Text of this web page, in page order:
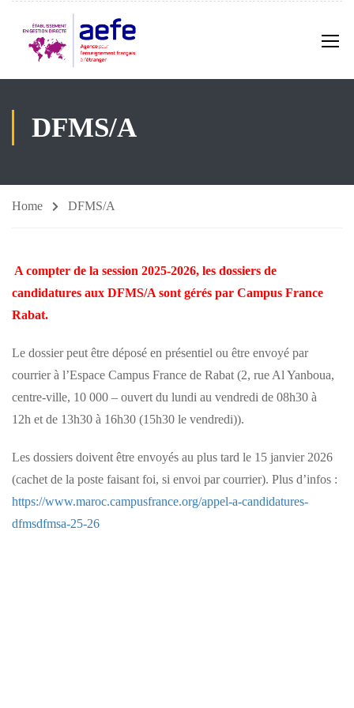
DFMS/A
Home DFMS/A
A compter de la session 2025-2026, les dossiers de
candidatures aux DFMS/A sont gérés par Campus France
Rabat.
Le dossier peut être déposé en présentiel ou être envoyé par
courrier à l’Espace Campus France de Rabat (2, rue Al Yanboua,
centre-ville, 10 000 – ouvert du lundi au vendredi de 08h30 à
12h et de 13h30 à 16h30 (15h30 le vendredi)).
Les dossiers doivent être envoyés au plus tard le 15 janvier 2026
(cachet de la poste faisant foi, si envoi par courrier). Plus d’infos :
https://www.maroc.campusfrance.org/appel-a-candidatures-
dfmsdfmsa-25-26